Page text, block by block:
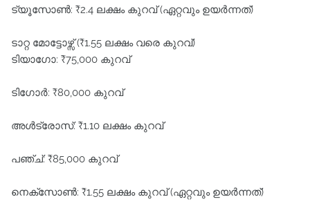
ട്യൂസോൺ: ₹2.4 ലക്ഷം കുറവ് (ഏറ്റവും ഉയർന്നത്)
ടാറ്റ മോട്ടോഴ്സ് (₹1.55 ലക്ഷം വരെ കുറവ്)
ടിയാഗോ: ₹75,000 കുറവ്
ടിഗോർ: ₹80,000 കുറവ്
അൾട്രോസ്: ₹1.10 ലക്ഷം കുറവ്
പഞ്ച്: ₹85,000 കുറവ്
നെക്സോൺ: ₹1.55 ലക്ഷം കുറവ് (ഏറ്റവും ഉയർന്നത്)